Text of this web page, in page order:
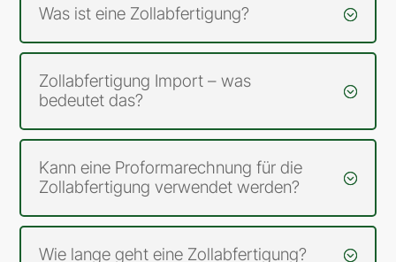
Was ist eine Zollabfertigung?
Zollabfertigung Import – was
bedeutet das?
Kann eine Proformarechnung für die
Zollabfertigung verwendet werden?
Wie lange geht eine Zollabfertigung?